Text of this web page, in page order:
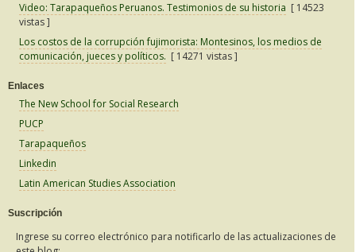
Video: Tarapaqueños Peruanos. Testimonios de su historia [ 14523
vistas ]
Los costos de la corrupción fujimorista: Montesinos, los medios de
comunicación, jueces y políticos. [ 14271 vistas ]
Enlaces
The New School for Social Research
PUCP
Tarapaqueños
Linkedin
Latin American Studies Association
Suscripción
Ingrese su correo electrónico para notificarlo de las actualizaciones de